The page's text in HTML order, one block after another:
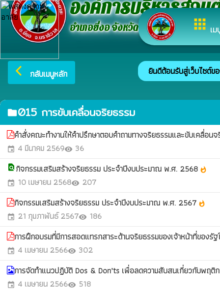
appsเ
องค์การบริหารส่วน
อำเภอยี่งอ จังหวัดนราธิวาส
arrow_back_ios กลับเมนูหลัก ยินดีต้อนรับสู่เว็บไซต์ขอ
folder015 การขับเคลื่อนจริยธรรม
คำสั่งคณะทำงานให้คำปรึกษาตอบคำถามทางจริยธรรมและขับเคลื่
event 4 มีนาคม 2569visibility 36
find_in_page กิจกรรมเสริมสร้างจริยธรรม ประจำปีงบประมาณ พ.ศ. 2568 whatshot
event 10 เมษายน 2568visibility 207
กิจกรรมเสริมสร้างจริยธรรม ประจำปีงบประมาณ พ.ศ. 2567 whatshot
event 21 กุมภาพันธ์ 2567visibility 186
การฝึกอบรมที่มีการสอดแทรกสาระด้านจริยธรรมของเจ้าหน้าที่ของ
event 4 เมษายน 2566visibility 302
การจัดทำแนวปฏิบัติ Dos & Don’ts เพื่อลดความสับสนเกี่ยวกับพฤติ
event 4 เมษายน 2566visibility 518